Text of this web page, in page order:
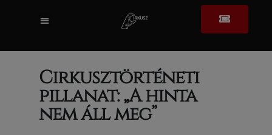
Cirkusztörténeti
pillanat: „A hinta
nem áll meg”